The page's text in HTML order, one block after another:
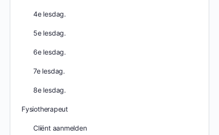
4e lesdag.
5e lesdag.
6e lesdag.
7e lesdag.
8e lesdag.
Fysiotherapeut
Cliënt aanmelden